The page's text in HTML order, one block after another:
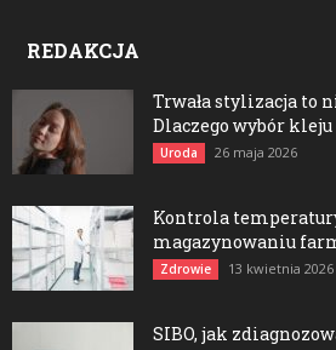
REDAKCJA
Trwała stylizacja to
Dlaczego wybór kleju
Uroda 26 maja 2026
Kontrola
magazynowaniu
Zdrowie 13 kwietnia 2026
SIBO, jak